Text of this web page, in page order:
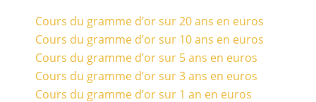
Cours du gramme d’or sur 20 ans en euros
Cours du gramme d’or sur 10 ans en euros
Cours du gramme d’or sur 5 ans en euros
Cours du gramme d’or sur 3 ans en euros
Cours du gramme d’or sur 1 an en euros